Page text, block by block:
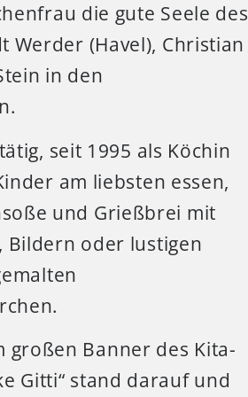
die gute Seele des
Werder (Havel), Christian
in den
seit 1995 als Köchin
am liebsten essen,
und Grießbrei mit
Bildern oder lustigen
großen Banner des Kita-
Gitti“ stand darauf und